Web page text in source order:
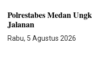
Polrestabes Medan
Jalanan
Rabu, 5 Agustus 2026